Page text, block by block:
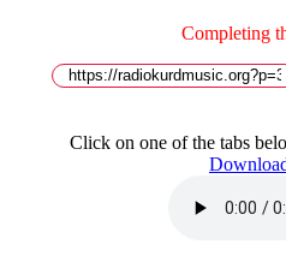
Completing
Click on one of the tabs